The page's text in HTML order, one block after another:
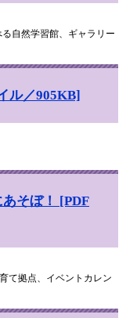
自然学習館、ギャラリー
ル／905KB]
そぼ！ [PDF
て拠点、イベントカレン